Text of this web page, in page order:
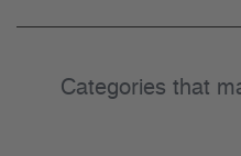
Categories that